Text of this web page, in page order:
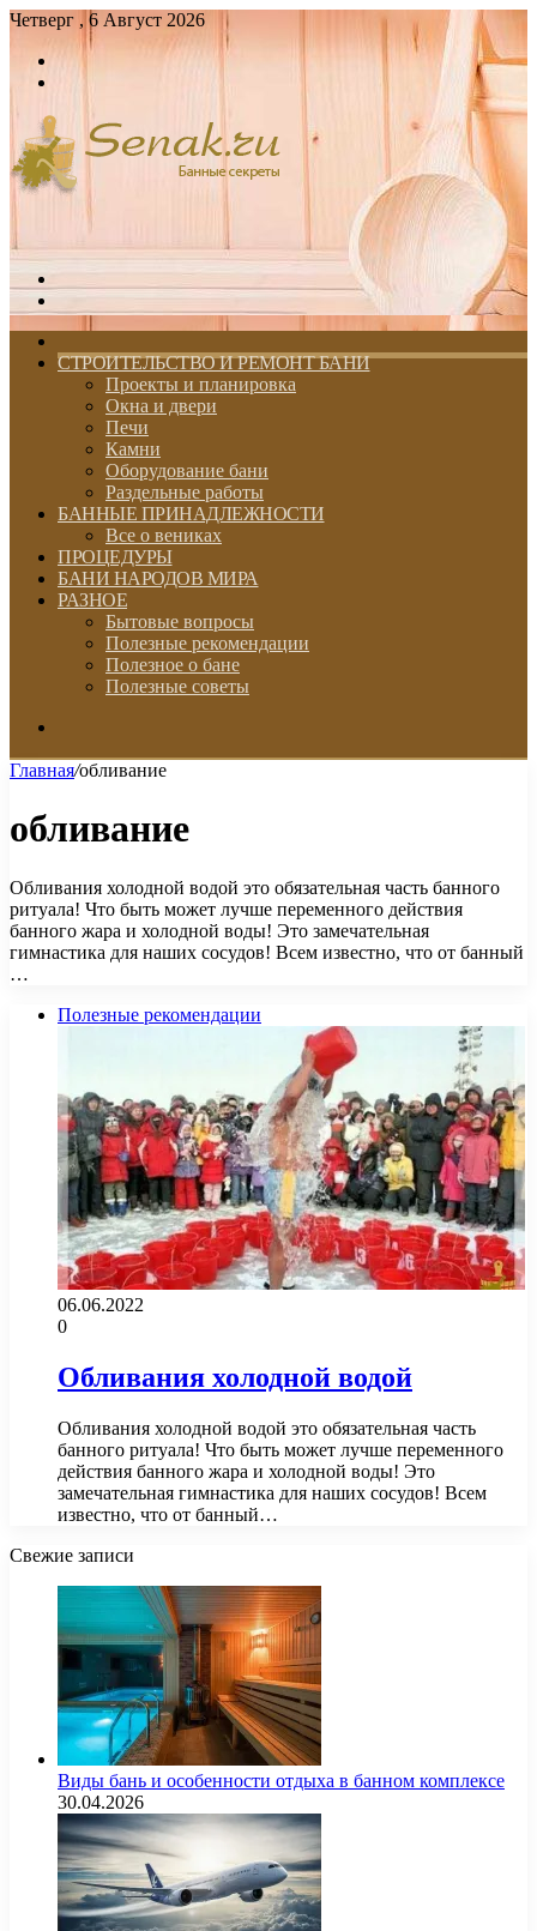
Четверг , 6 Август 2026
Войти
skin
СТРОИТЕЛЬСТВО И РЕМОНТ БАНИ
Проекты и планировка
Окна и двери
Печи
Камни
Оборудование бани
Раздельные работы
БАННЫЕ ПРИНАДЛЕЖНОСТИ
Все о вениках
ПРОЦЕДУРЫ
БАНИ НАРОДОВ МИРА
РАЗНОЕ
Бытовые вопросы
Полезные рекомендации
Полезное о бане
Полезные советы
Главная/обливание
обливание
Обливания холодной водой это обязательная часть банного
ритуала! Что быть может лучше переменного действия
банного жара и холодной воды! Это замечательная
гимнастика для наших сосудов! Всем известно, что от банный
…
Полезные рекомендации
06.06.2022
0
Обливания холодной водой
Обливания холодной водой это обязательная часть
банного ритуала! Что быть может лучше переменного
действия банного жара и холодной воды! Это
замечательная гимнастика для наших сосудов! Всем
известно, что от банный…
Свежие записи
Виды бань и особенности отдыха в банном комплексе
30.04.2026